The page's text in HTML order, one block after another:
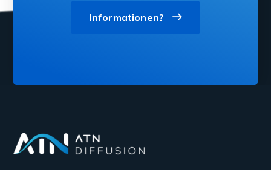
Informationen?